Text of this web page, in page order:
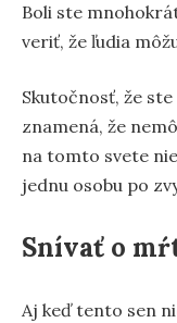
Boli ste
veriť, že ľudia
Skutočnosť, že
znamená, že
na tomto svete
jednu osobu po
Snívať o
Aj keď tento sen